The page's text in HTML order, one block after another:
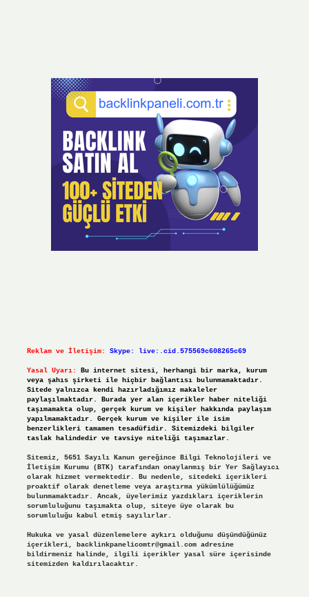
Reklam ve İletişim: Skype: live:.cid.575569c608265c69
Yasal Uyarı:
Bu internet sitesi, herhangi bir marka, kurum
veya şahıs şirketi ile hiçbir bağlantısı bulunmamaktadır.
Sitede yalnızca kendi hazırladığımız makaleler
paylaşılmaktadır. Burada yer alan içerikler haber niteliği
taşımamakta olup, gerçek kurum ve kişiler hakkında paylaşım
yapılmamaktadır. Gerçek kurum ve kişiler ile isim
benzerlikleri tamamen tesadüfidir. Sitemizdeki bilgiler
taslak halindedir ve tavsiye niteliği taşımazlar.
Sitemiz, 5651 Sayılı Kanun gereğince Bilgi Teknolojileri ve
İletişim Kurumu (BTK) tarafından onaylanmış bir Yer Sağlayıcı
olarak hizmet vermektedir. Bu nedenle, sitedeki içerikleri
proaktif olarak denetleme veya araştırma yükümlülüğümüz
bulunmamaktadır. Ancak, üyelerimiz yazdıkları içeriklerin
sorumluluğunu taşımakta olup, siteye üye olarak bu
sorumluluğu kabul etmiş sayılırlar.
Hukuka ve yasal düzenlemelere aykırı olduğunu düşündüğünüz
içerikleri, backlinkpanelicomtr@gmail.comadresine
bildirmeniz halinde, ilgili içerikler yasal süre içerisinde
sitemizden kaldırılacaktır.